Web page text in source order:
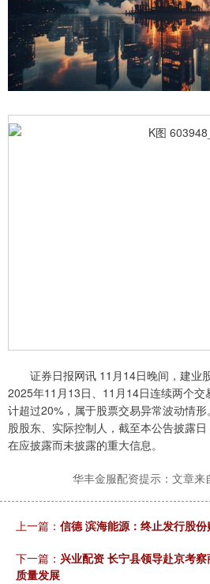
证券日报网讯 11月14日晚间，建业
2025年11月13日、11月14日连续两个交
计超过20%，属于股票交易异常波动情
股股东、实际控制人，截至本公告披露
在应披露而未披露的重大信息。
华丰金服配资提示：文章来
上一篇： 信德 滨海能源：终止发行股
下一篇： 兴业配资 长宁县领导赴京考
质量发展